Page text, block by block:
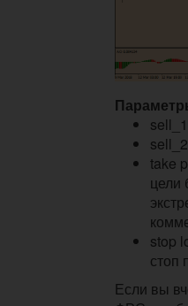
take
цели
stop
стоп
Если вы